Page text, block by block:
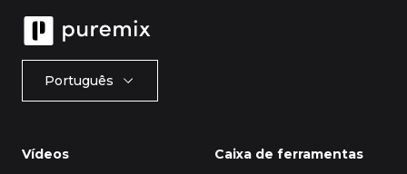
Português
Vídeos Caixa de ferramentas